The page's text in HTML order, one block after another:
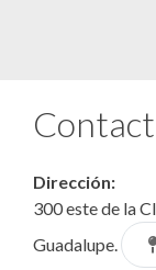
Dirección:
300 este de la
Guadalupe.